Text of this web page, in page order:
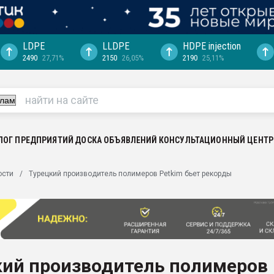
выходит на
рынке
LDPE
2490 27,71%
LLDPE
2150 26,05%
HDPE injection
2190 25,11%
ПРЕДПРИЯТИЙ ДОСКА ОБЪЯВЛЕНИЙ КОНСУЛЬТАЦИОННЫЙ ЦЕНТР
Турецкий производитель полимеров Petkim бьет рекорды
производитель полимеров